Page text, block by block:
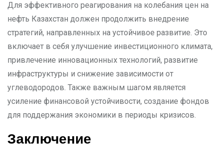
Для эффективного реагирования на колебания цен на
нефть Казахстан должен продолжить внедрение
стратегий, направленных на устойчивое развитие. Это
включает в себя улучшение инвестиционного климата,
привлечение инновационных технологий, развитие
инфраструктуры и снижение зависимости от
углеводородов. Также важным шагом является
усиление финансовой устойчивости, создание фондов
для поддержания экономики в периоды кризисов.
Заключение